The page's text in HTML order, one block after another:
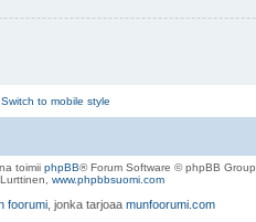
Switch to mobile style
toimii phpBB® Forum Software © phpBB Group
www.phpbbsuomi.com
foorumi , jonka tarjoaa munfoorumi.com